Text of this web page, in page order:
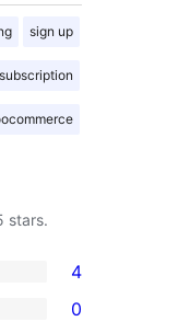
sign up
subscription
stars.
4
0